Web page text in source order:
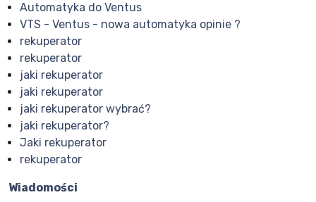
Automatyka do Ventus
VTS - Ventus - nowa automatyka opinie ?
rekuperator
rekuperator
jaki rekuperator
jaki rekuperator
jaki rekuperator wybrać?
jaki rekuperator?
Jaki rekuperator
rekuperator
Wiadomości